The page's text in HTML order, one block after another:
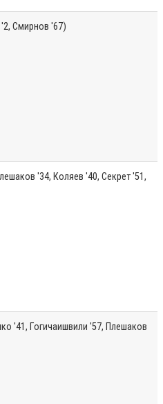
Смирнов '67)
'34, Коляев '40, Секрет '51,
'41, Гогичаишвили '57, Плешаков